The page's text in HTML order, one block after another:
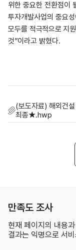
위한 중요한 전환점이
투자개발사업의 중요
모두를 적극적으로 지
것”이라고 밝혔다.
(보도자료) 해외건
최종★.hwp
만족도 조사
현재 페이지의 내용
결과는 익명으로 서